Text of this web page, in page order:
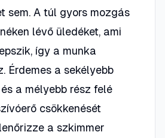
sem. A túl gyors mozgás
lévő üledéket, ami
így a munka
Érdemes a sekélyebb
a mélyebb rész felé
csökkenését
a szkimmer